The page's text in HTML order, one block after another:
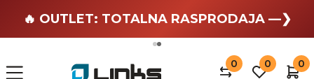
🏄 Zaslužuješ odmor —❯
🔥 OUTLET: TOTALNA RASPRODAJA —❯
0 0 0